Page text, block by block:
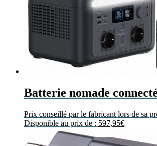
Batterie nomade
Prix conseillé par le fabricant lors de sa
Disponible au prix de : 597,95€